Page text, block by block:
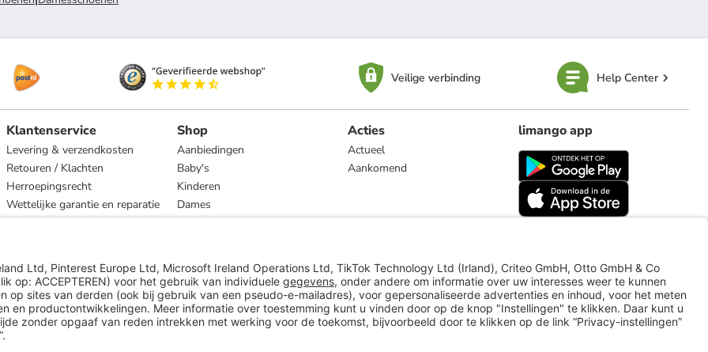
Veilige verbinding Help Center
Klantenservice
Levering & verzendkosten
Retouren / Klachten
Herroepingsrecht
Wettelijke garantie en reparatie
Shop
Aanbiedingen
Baby's
Kinderen
Dames
Heren
Acties
Actueel
Aankomend
limango app
limango.de limango.pl